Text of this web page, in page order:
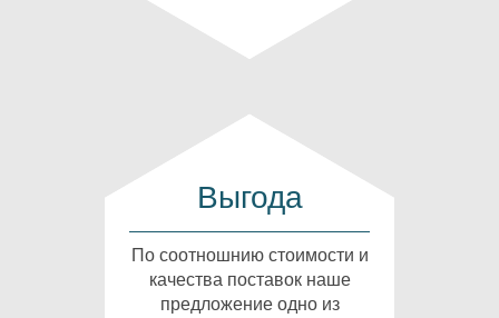
Выгода
По соотношнию стоимости и
качества поставок наше
предложение одно из